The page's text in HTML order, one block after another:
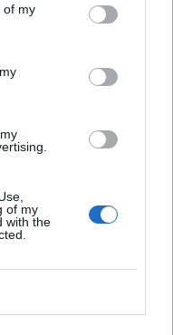
of my
of my
with the